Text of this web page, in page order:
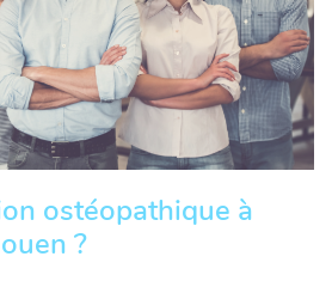
ostéopathique à
?